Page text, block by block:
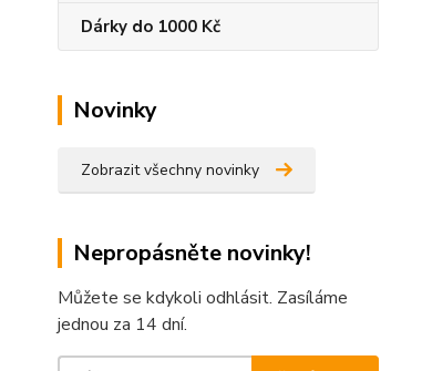
Dárky do 1000 Kč
Novinky
Zobrazit všechny novinky
Nepropásněte novinky!
Můžete se kdykoli odhlásit. Zasíláme
jednou za 14 dní.